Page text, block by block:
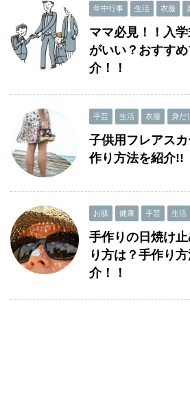
年中行事 生活 衣服
ママ必見！！入
がいい？おすす
介！！
手芸 生活 衣服 身だ
子供用フレアス
作り方法を紹介!!
お肌 健康 手芸 生活
手作りの日焼け
り方は？手作り
介！！